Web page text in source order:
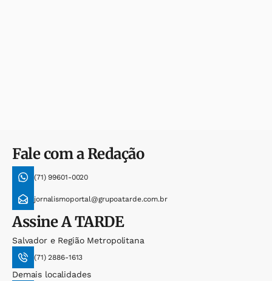
Fale com a Redação
(71) 99601-0020
jornalismoportal@grupoatarde.com.br
AssineA TARDE
Salvador e Região Metropolitana
(71) 2886-1613
Demais localidades